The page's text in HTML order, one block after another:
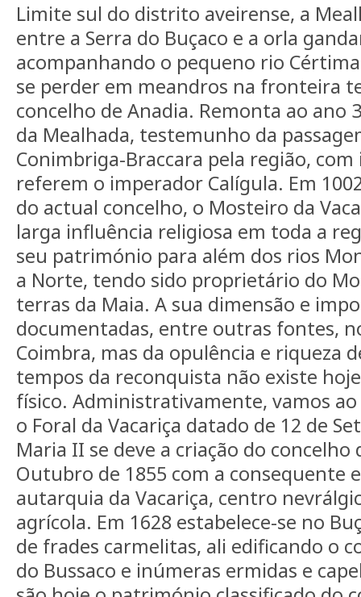
Limite sul do distrito aveirense, a
entre a Serra do Buçaco e a orla
acompanhando o pequeno rio
se perder em meandros na fronteira
concelho de Anadia. Remonta ao ano
da Mealhada, testemunho da
Conimbriga-Braccara pela região, com
referem o imperador Calígula. Em
do actual concelho, o Mosteiro da
larga influência religiosa em toda a
seu património para além dos rios
a Norte, tendo sido proprietário do
terras da Maia. A sua dimensão e
documentadas, entre outras fontes,
Coimbra, mas da opulência e riqueza
tempos da reconquista não existe
físico. Administrativamente, vamos
o Foral da Vacariça datado de 12 de
Maria II se deve a criação do concelho
Outubro de 1855 com a consequente
autarquia da Vacariça, centro
agrícola. Em 1628 estabelece-se no
de frades carmelitas, ali edificando o
do Bussaco e inúmeras ermidas e